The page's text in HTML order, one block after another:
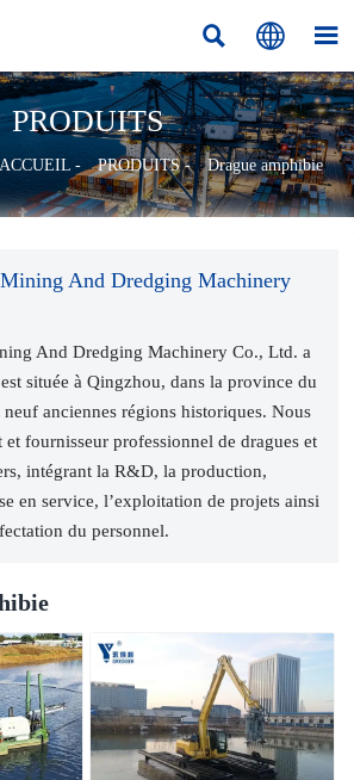
  
PRODUITS
ACCUEIL - PRODUITS- Drague amphibie
And Dredging Machinery
And Dredging Machinery Co., Ltd. a
située à Qingzhou, dans la province du
neuf anciennes régions historiques. Nous
et fournisseur professionnel de dragues et
intégrant la R&D, la production,
en service, l’exploitation de projets ainsi
du personnel.